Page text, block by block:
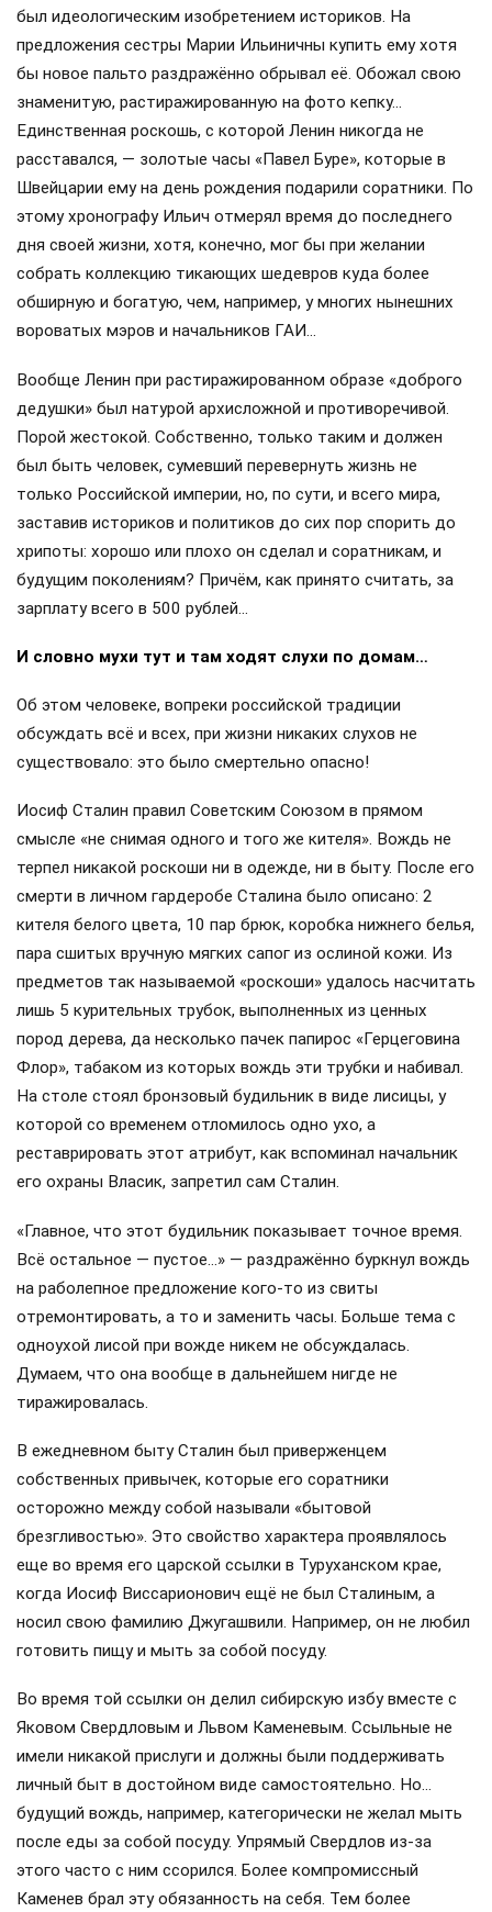
был идеологическим изобретением историков. На
предложения сестры Марии Ильиничны купить ему хотя
бы новое пальто раздражённо обрывал её. Обожал свою
знаменитую, растиражированную на фото кепку…
Единственная роскошь, с которой Ленин никогда не
расставался, — золотые часы «Павел Буре», которые в
Швейцарии ему на день рождения подарили соратники. По
этому хронографу Ильич отмерял время до последнего
дня своей жизни, хотя, конечно, мог бы при желании
собрать коллекцию тикающих шедевров куда более
обширную и богатую, чем, например, у многих нынешних
вороватых мэров и начальников ГАИ…
Вообще Ленин при растиражированном образе «доброго
дедушки» был натурой архисложной и противоречивой.
Порой жестокой. Собственно, только таким и должен
был быть человек, сумевший перевернуть жизнь не
только Российской империи, но, по сути, и всего мира,
заставив историков и политиков до сих пор спорить до
хрипоты: хорошо или плохо он сделал и соратникам, и
будущим поколениям? Причём, как принято считать, за
зарплату всего в 500 рублей…
И словно мухи тут и там ходят слухи по домам…
Об этом человеке, вопреки российской традиции
обсуждать всё и всех, при жизни никаких слухов не
существовало: это было смертельно опасно!
Иосиф Сталин правил Советским Союзом в прямом
смысле «не снимая одного и того же кителя». Вождь не
терпел никакой роскоши ни в одежде, ни в быту. После его
смерти в личном гардеробе Сталина было описано: 2
кителя белого цвета, 10 пар брюк, коробка нижнего белья,
пара сшитых вручную мягких сапог из ослиной кожи. Из
предметов так называемой «роскоши» удалось насчитать
лишь 5 курительных трубок, выполненных из ценных
пород дерева, да несколько пачек папирос «Герцеговина
Флор», табаком из которых вождь эти трубки и набивал.
На столе стоял бронзовый будильник в виде лисицы, у
которой со временем отломилось одно ухо, а
реставрировать этот атрибут, как вспоминал начальник
его охраны Власик, запретил сам Сталин.
«Главное, что этот будильник показывает точное время.
Всё остальное — пустое…» — раздражённо буркнул вождь
на раболепное предложение кого-то из свиты
отремонтировать, а то и заменить часы. Больше тема с
одноухой лисой при вожде никем не обсуждалась.
Думаем, что она вообще в дальнейшем нигде не
тиражировалась.
В ежедневном быту Сталин был приверженцем
собственных привычек, которые его соратники
осторожно между собой называли «бытовой
брезгливостью». Это свойство характера проявлялось
еще во время его царской ссылки в Туруханском крае,
когда Иосиф Виссарионович ещё не был Сталиным, а
носил свою фамилию Джугашвили. Например, он не любил
готовить пищу и мыть за собой посуду.
Во время той ссылки он делил сибирскую избу вместе с
Яковом Свердловым и Львом Каменевым. Ссыльные не
имели никакой прислуги и должны были поддерживать
личный быт в достойном виде самостоятельно. Но…
будущий вождь, например, категорически не желал мыть
после еды за собой посуду. Упрямый Свердлов из-за
этого часто с ним ссорился. Более компромиссный
Каменев брал эту обязанность на себя. Тем более